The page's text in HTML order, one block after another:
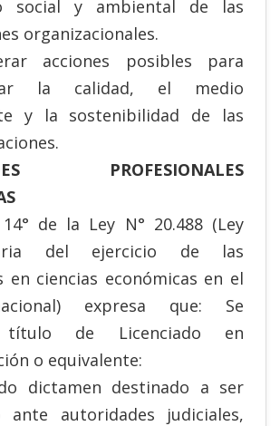
social y ambiental de las
organizacionales.
acciones posibles para
la calidad, el medio
y la sostenibilidad de las
PROFESIONALES
de la Ley N° 20.488 (Ley
del ejercicio de las
en ciencias económicas en el
expresa que: Se
título de Licenciado en
o equivalente:
dictamen destinado a ser
ante autoridades judiciales,